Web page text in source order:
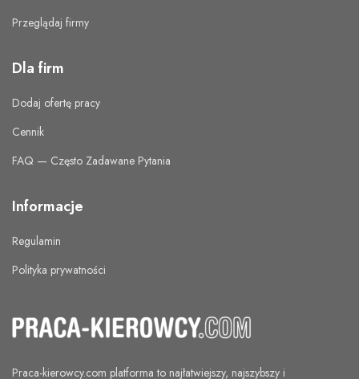
Przeglądaj firmy
Dla firm
Dodaj ofertę pracy
Cennik
FAQ — Często Zadawane Pytania
Informacje
Regulamin
Polityka prywatności
Praca-kierowcy.com platforma to najłatwiejszy, najszybszy i